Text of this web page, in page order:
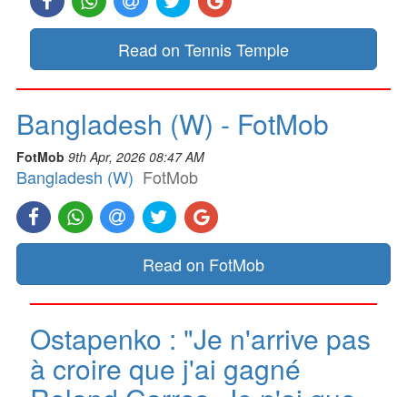
Read on Tennis Temple
Bangladesh (W) - FotMob
FotMob 9th Apr, 2026 08:47 AM
Bangladesh (W) FotMob
Read on FotMob
Ostapenko : "Je n'arrive pas
à croire que j'ai gagné